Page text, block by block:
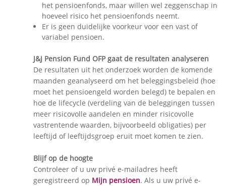
het pensioenfonds, maar willen wel zeggenschap in
hoeveel risico het pensioenfonds neemt.
Er is geen duidelijke voorkeur voor een vast of
variabel pensioen.
J&J Pension Fund OFP gaat de resultaten analyseren
De resultaten uit het onderzoek worden de komende
maanden geanalyseerd om het beleggingsbeleid (hoe
moet het pensioengeld worden belegd) te bepalen en
hoe de lifecycle (verdeling van de beleggingen tussen
meer risicovolle aandelen en minder risicovolle
vastrentende waarden, bijvoorbeeld obligaties) per
leeftijd of leeftijdsgroep eruit moet komen te zien.
Blijf op de hoogte
Controleer of u uw privé e-mailadres heeft
geregistreerd op Mijn pensioen. Als u uw privé e-